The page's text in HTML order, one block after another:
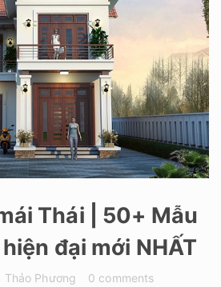
Thái | 50+ Mẫu
đại mới NHẤT
Thảo Phương 0 comments